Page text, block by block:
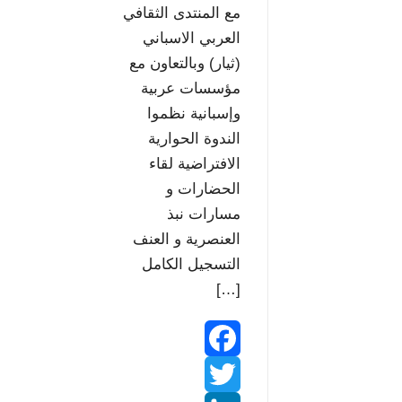
s
مع المنتدى الثقافي
العربي الاسباني
(ثيار) وبالتعاون مع
مؤسسات عربية
وإسبانية نظموا
الندوة الحوارية
الافتراضية لقاء
الحضارات و
مسارات نبذ
العنصرية و العنف
التسجيل الكامل
[…]
F